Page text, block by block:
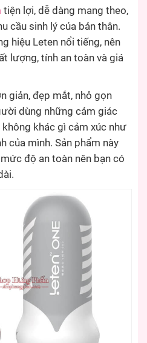
tiện lợi, dễ dàng mang theo,
cầu sinh lý của bản thân.
hiệu Leten nổi tiếng, nên
lượng, tính an toàn và giá
giản, đẹp mắt, nhỏ gọn
dùng những cảm giác
khác gì cảm xúc như
của mình. Sản phẩm này
độ an toàn nên bạn có